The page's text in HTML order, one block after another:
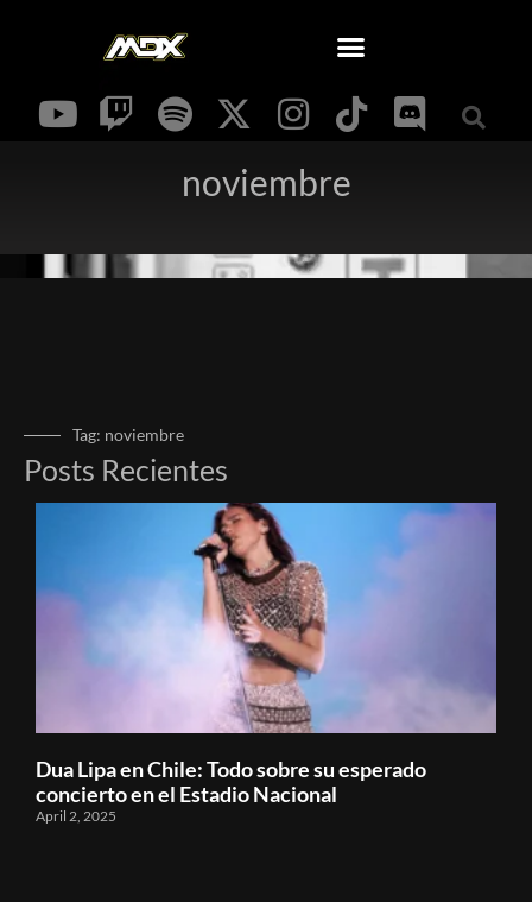
noviembre
Tag: noviembre
Posts Recientes
Dua Lipa en Chile: Todo sobre su esperado
concierto en el Estadio Nacional
April 2, 2025